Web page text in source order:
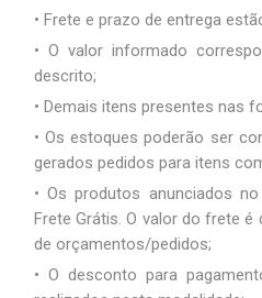
• Frete e prazo de entrega
• O valor informado
descrito;
• Demais itens presentes nas
• Os estoques poderão ser
gerados pedidos para itens
• Os produtos anunciados
Frete Grátis. O valor do frete
de orçamentos/pedidos;
• O desconto para